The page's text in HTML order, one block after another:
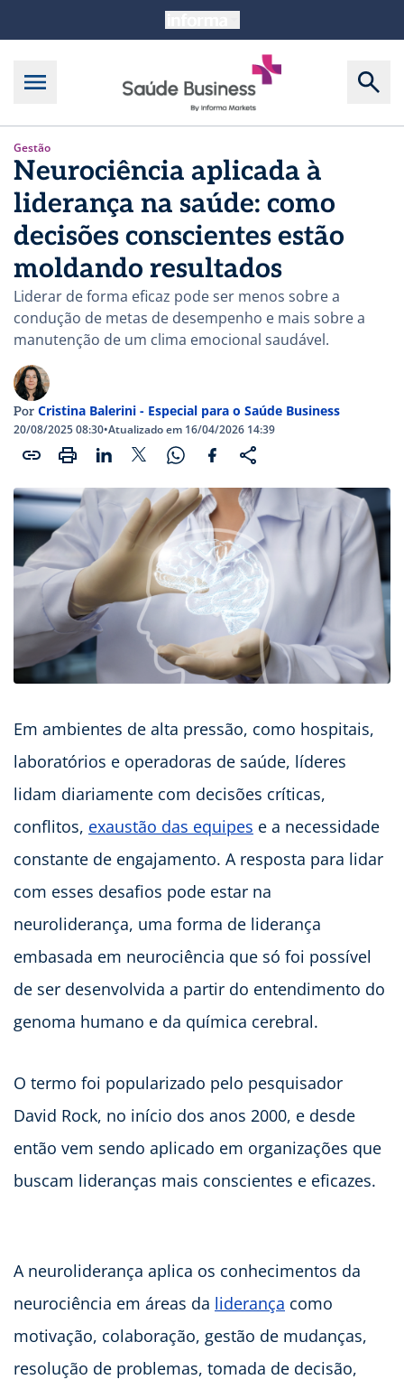
Gestão
Neurociência aplicada à
liderança na saúde: como
decisões conscientes estão
moldando resultados
Liderar de forma eficaz pode ser menos sobre a
condução de metas de desempenho e mais sobre a
manutenção de um clima emocional saudável.
Por Cristina Balerini - Especial para o Saúde Business
20/08/2025 08:30•Atualizado em 16/04/2026 14:39
Em ambientes de alta pressão, como hospitais,
laboratórios e operadoras de saúde, líderes
lidam diariamente com decisões críticas,
conflitos, exaustão das equipes e a necessidade
constante de engajamento. A resposta para lidar
com esses desafios pode estar na
neuroliderança, uma forma de liderança
embasada em neurociência que só foi possível
de ser desenvolvida a partir do entendimento do
genoma humano e da química cerebral.
O termo foi popularizado pelo pesquisador
David Rock, no início dos anos 2000, e desde
então vem sendo aplicado em organizações que
buscam lideranças mais conscientes e eficazes.
A neuroliderança aplica os conhecimentos da
neurociência em áreas da liderança como
motivação, colaboração, gestão de mudanças,
resolução de problemas, tomada de decisão,